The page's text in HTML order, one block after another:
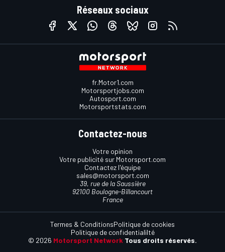
Réseaux sociaux
fr.Motor1.com
Motorsportjobs.com
Autosport.com
Motorsportstats.com
Contactez-nous
Votre opinion
Votre publicité sur Motorsport.com
Contactez l'équipe
sales@motorsport.com
39, rue de la Saussière
92100 Boulogne-Billancourt
France
© 2026 Motorsport Network Tous droits réservés.
Termes & ConditionsPolitique de cookies
Politique de confidentialilté